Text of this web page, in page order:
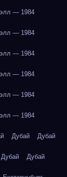
— 1984
— 1984
— 1984
— 1984
— 1984
— 1984
Дубай Дубай
Дубай Дубай